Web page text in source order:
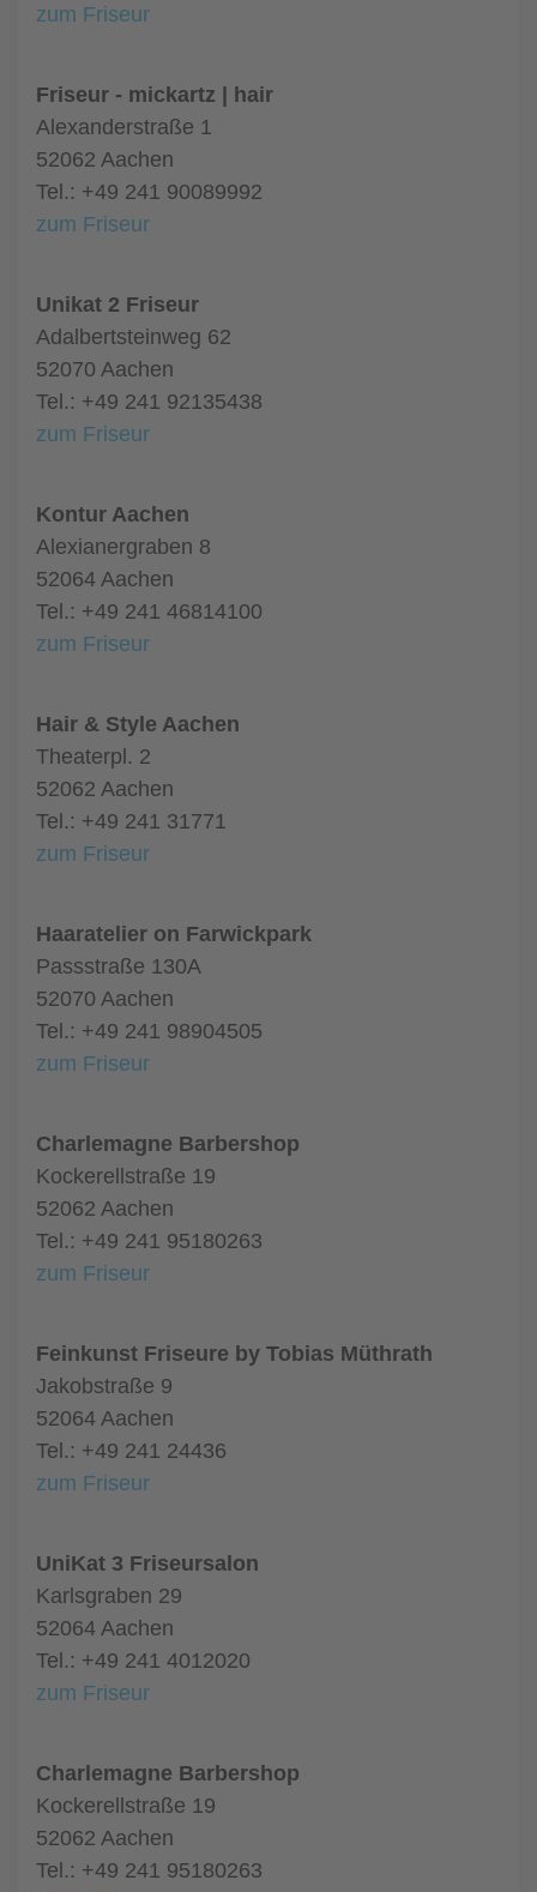
zum Friseur
Friseur - mickartz | hair
Alexanderstraße 1
52062 Aachen
Tel.: +49 241 90089992
zum Friseur
Unikat 2 Friseur
Adalbertsteinweg 62
52070 Aachen
Tel.: +49 241 92135438
zum Friseur
Kontur Aachen
Alexianergraben 8
52064 Aachen
Tel.: +49 241 46814100
zum Friseur
Hair & Style Aachen
Theaterpl. 2
52062 Aachen
Tel.: +49 241 31771
zum Friseur
Haaratelier on Farwickpark
Passstraße 130A
52070 Aachen
Tel.: +49 241 98904505
zum Friseur
Charlemagne Barbershop
Kockerellstraße 19
52062 Aachen
Tel.: +49 241 95180263
zum Friseur
Feinkunst Friseure by Tobias Müthrath
Jakobstraße 9
52064 Aachen
Tel.: +49 241 24436
zum Friseur
UniKat 3 Friseursalon
Karlsgraben 29
52064 Aachen
Tel.: +49 241 4012020
zum Friseur
Charlemagne Barbershop
Kockerellstraße 19
52062 Aachen
Tel.: +49 241 95180263